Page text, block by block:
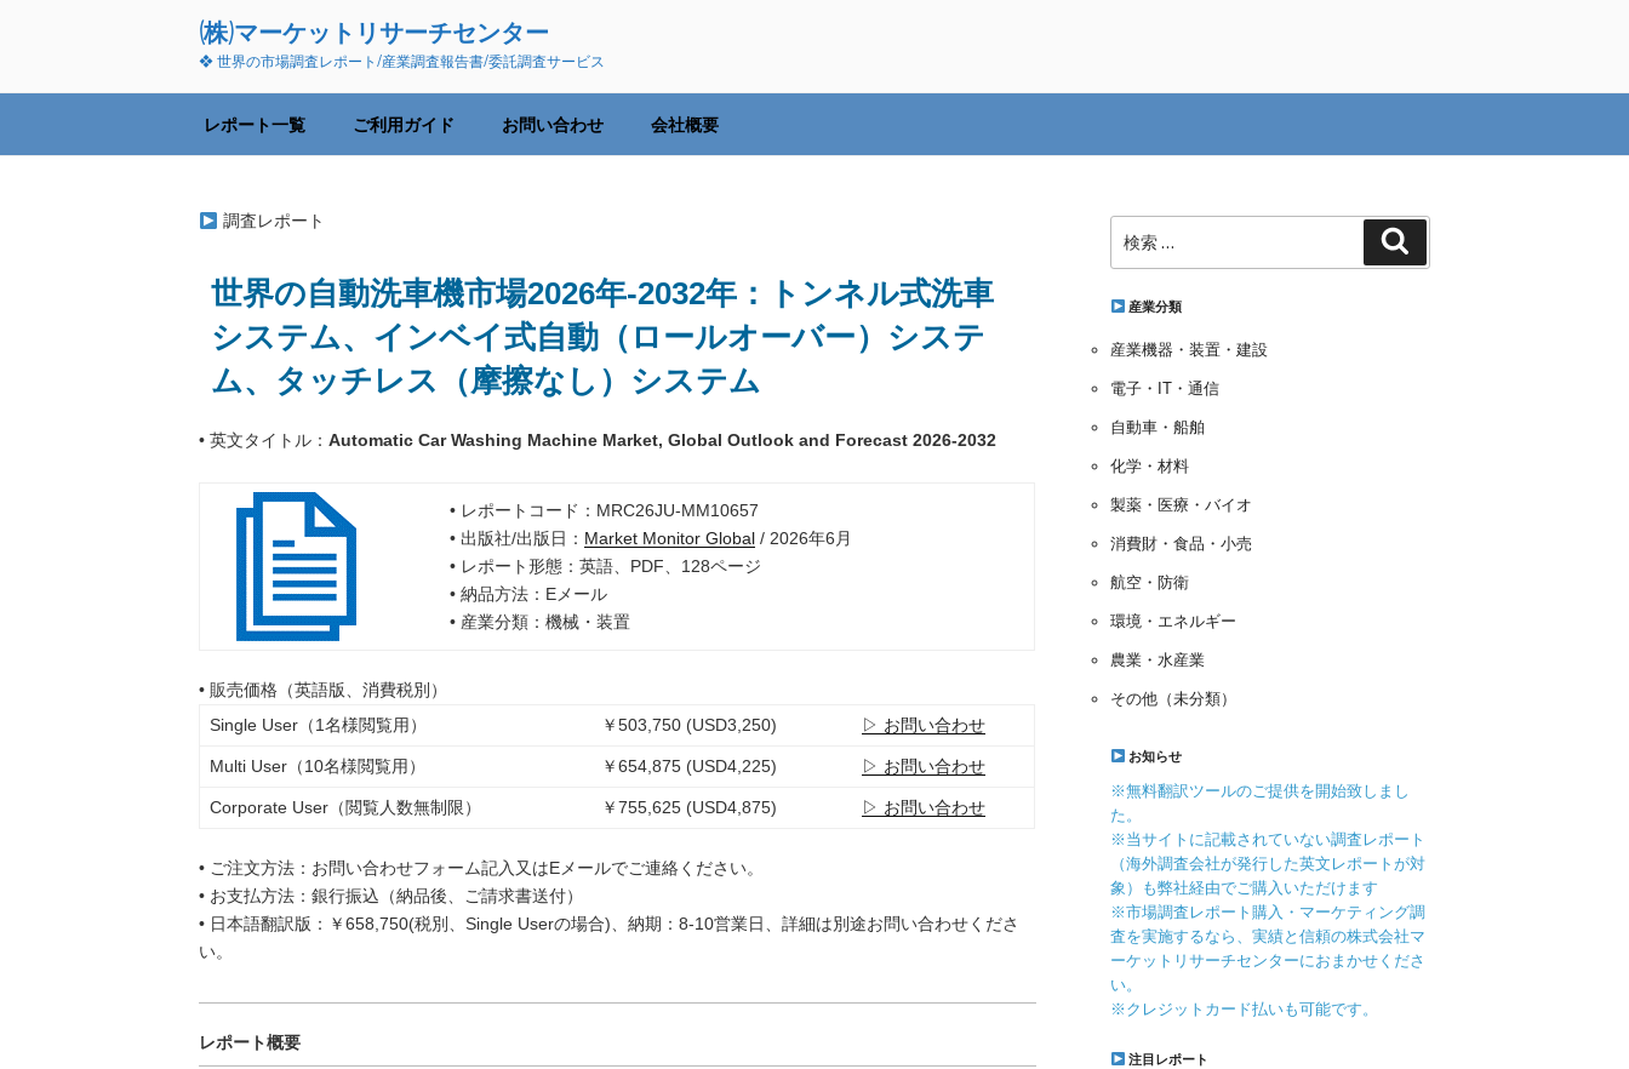
ン
へ
(株)マーケットリサーチセンター
❖ 世界の市場調査レポート/産業調査報告書/委託調査サービス
レポート一覧 ご利用ガイド お問い合わせ 会社概要
調査レポート
世界の自動洗車機市場2026年-2032年：トンネル式洗車
システム、インベイ式自動（ロールオーバー）システ
ム、タッチレス（摩擦なし）システム
• 英文タイトル： Automatic Car Washing Machine Market, Global Outlook and Forecast 2026-2032
• レポートコード：MRC26JU-MM10657
• 出版社/出版日： Market Monitor Global/ 2026年6月
• レポート形態：英語、PDF、128ページ
• 納品方法：Eメール
• 産業分類：機械・装置
• 販売価格（英語版、消費税別）
Single User（1名様閲覧用）
￥503,750 (USD3,250) ▷ お問い合わせ
Multi User（10名様閲覧用） ￥654,875 (USD4,225) ▷ お問い合わせ
Corporate User（閲覧人数無制限） ￥755,625 (USD4,875) ▷ お問い合わせ
• ご注文方法：お問い合わせフォーム記入又はEメールでご連絡ください。
• お支払方法：銀行振込（納品後、ご請求書送付）
• 日本語翻訳版：￥658,750(税別、Single Userの場合)、納期：8-10営業日、詳細は別途お問い合わせくださ
い。
レポート概要
索:
産業分類
産業機器・装置・建設
電子・IT・通信
自動車・船舶
化学・材料
製薬・医療・バイオ
消費財・食品・小売
航空・防衛
環境・エネルギー
農業・水産業
その他（未分類）
お知らせ
※無料翻訳ツールのご提供を開始致しまし
た。
※当サイトに記載されていない調査レポート
（海外調査会社が発行した英文レポートが対
象）も弊社経由でご購入いただけます
※市場調査レポート購入・マーケティング調
査を実施するなら、実績と信頼の株式会社マ
ーケットリサーチセンターにおまかせくださ
い。
※クレジットカード払いも可能です。
注目レポート